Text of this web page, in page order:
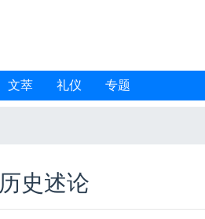
文萃 礼仪 专题
史述论